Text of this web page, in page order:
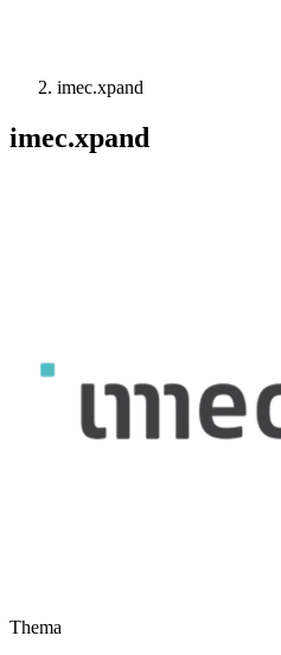
imec.xpand
imec.xpand
Thema